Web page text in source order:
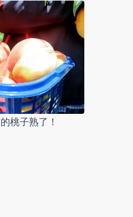
桃子熟了！